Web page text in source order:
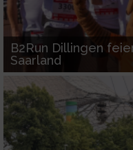
B2Run Dillingen
Saarland